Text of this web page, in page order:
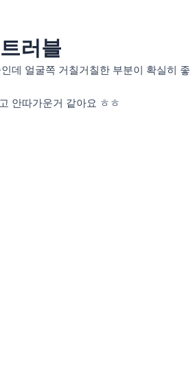
러블
데 얼굴쪽 거칠거칠한 부분이 확실히 좋
안따가운거 같아요 ㅎㅎ